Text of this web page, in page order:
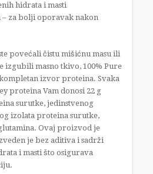
hidrata i masti
za bolji oporavak nakon
povećali čistu mišićnu masu ili
izgubili masno tkivo, 100% Pure
izvor proteina. Svaka
proteina Vam donosi 22 g
surutke, jedinstvenog
izolata proteina surutke,
Ovaj proizvod je
je bez aditiva i sadrži
i masti što osigurava